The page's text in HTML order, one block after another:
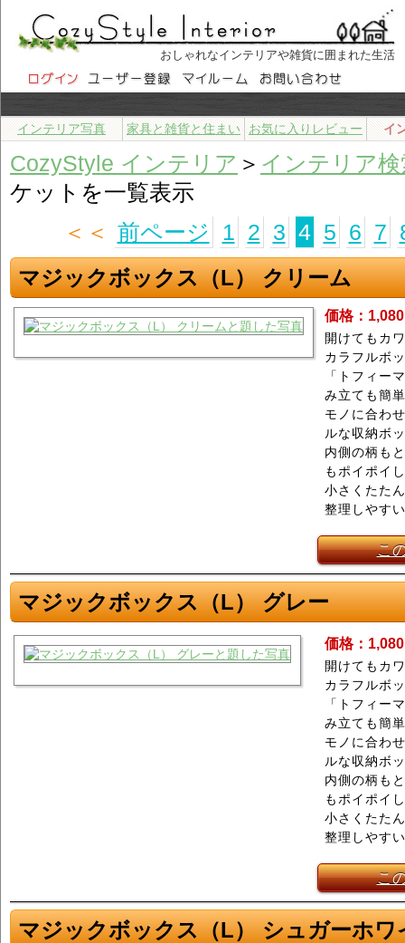
おしゃれなインテリアや雑貨に囲まれた生活
インテリア写真 家具と雑貨と住まい お気に入りレビュー イ
CozyStyle インテリア ＞ インテリア検
ケットを一覧表示
＜＜ 前ページ 1 2 3 4 5 6 7
マジックボックス（L） クリーム
価格：
開けてもカ
カラフルボ
「トフィー
み立ても簡
モノに合わ
ルな収納ボ
内側の柄も
もポイポイ
小さくたた
整理しやす
こ
マジックボックス（L） グレー
価格：
開けてもカ
カラフルボ
「トフィー
み立ても簡
モノに合わ
ルな収納ボ
内側の柄も
もポイポイ
小さくたた
整理しやす
こ
マジックボックス（L） シュガーホワ